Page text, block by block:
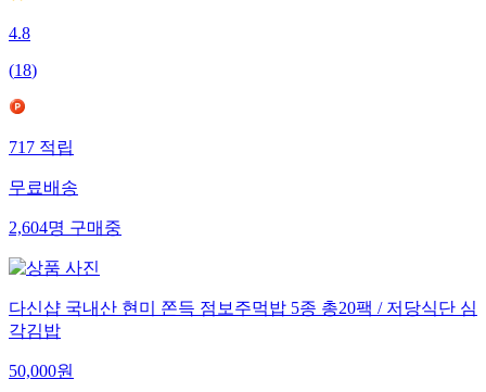
4.8
(18)
717적립
무료배송
2,604명구매중
다신샵 국내산 현미 쫀득 점보주먹밥 5종 총20팩 / 저당식단 심
각김밥
50,000원